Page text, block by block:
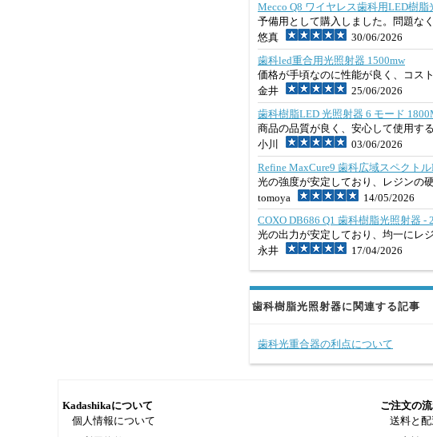
Mecco Q8 ワイヤレス歯科用LED樹脂
予備用として購入しました。問題な
悠真
30/06/2026
歯科led重合用光照射器 1500mw
価格が手頃なのに性能が良く、コス
金井
25/06/2026
歯科樹脂LED 光照射器 6 モード
商品の品質が良く、安心して使用す
小川
03/06/2026
Refine MaxCure9 歯科広域スペクト
光の強度が安定しており、レジンの
tomoya
14/05/2026
COXO DB686 Q1 歯科樹脂光照射器 -
光の出力が安定しており、均一にレ
永井
17/04/2026
歯科樹脂光照射器に関連する記事
歯科光重合器の利点について
Kadashikaについて
個人情報について
ご注文の
送料と